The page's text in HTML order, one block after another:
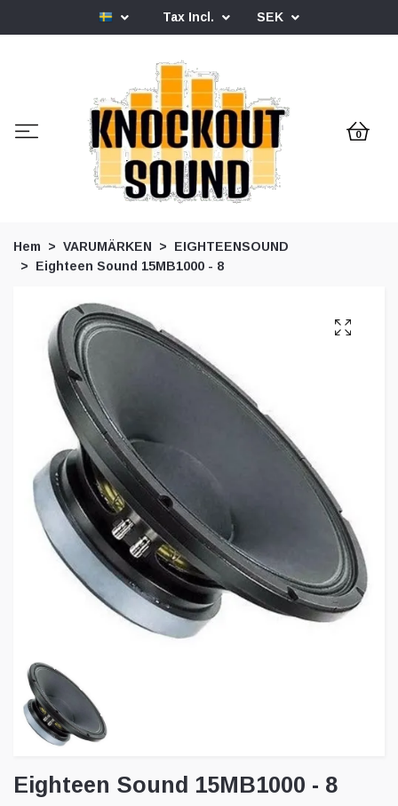
Tax Incl. SEK
0
Hem VARUMÄRKEN
EIGHTEENSOUND
Eighteen Sound 15MB1000 - 8
Eighteen Sound 15MB1000 - 8